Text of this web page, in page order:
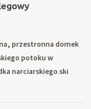
przestronna domek
potoku w
narciarskiego ski